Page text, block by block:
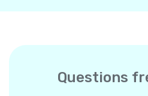
Questions